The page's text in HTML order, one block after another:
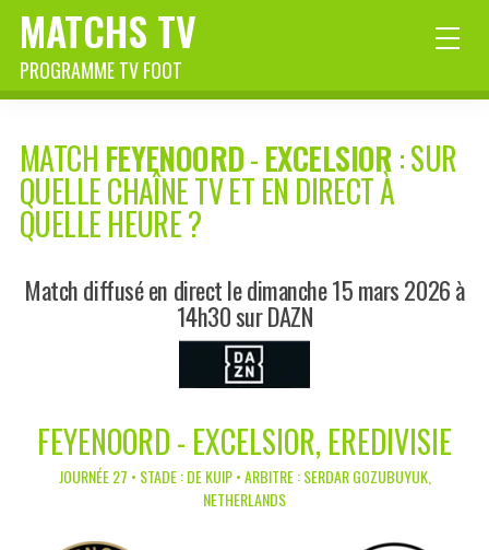
MATCHS TV
PROGRAMME TV FOOT
MATCH FEYENOORD-EXCELSIOR: SUR
QUELLE CHAÎNE TV ET EN DIRECT À
QUELLE HEURE ?
Match diffusé en direct le dimanche 15 mars 2026 à
14h30 sur DAZN
FEYENOORD - EXCELSIOR, EREDIVISIE
JOURNÉE 27 • STADE : DE KUIP • ARBITRE : SERDAR GOZUBUYUK,
NETHERLANDS